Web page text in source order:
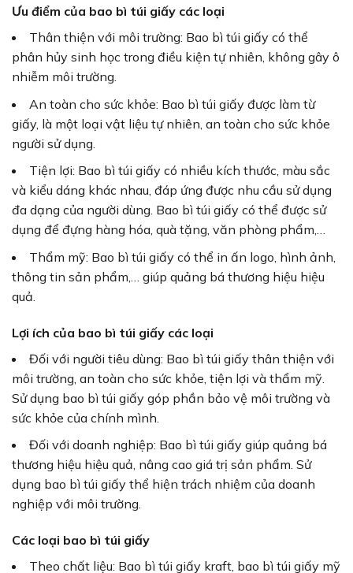
Ưu điểm của bao bì túi giấy các loại
Thân thiện với môi trường: Bao bì túi giấy có thể
phân hủy sinh học trong điều kiện tự nhiên, không gây ô
nhiễm môi trường.
An toàn cho sức khỏe: Bao bì túi giấy được làm từ
giấy, là một loại vật liệu tự nhiên, an toàn cho sức khỏe
người sử dụng.
Tiện lợi: Bao bì túi giấy có nhiều kích thước, màu sắc
và kiểu dáng khác nhau, đáp ứng được nhu cầu sử dụng
đa dạng của người dùng. Bao bì túi giấy có thể được sử
dụng để đựng hàng hóa, quà tặng, văn phòng phẩm,…
Thẩm mỹ: Bao bì túi giấy có thể in ấn logo, hình ảnh,
thông tin sản phẩm,… giúp quảng bá thương hiệu hiệu
quả.
Lợi ích của bao bì túi giấy các loại
Đối với người tiêu dùng: Bao bì túi giấy thân thiện với
môi trường, an toàn cho sức khỏe, tiện lợi và thẩm mỹ.
Sử dụng bao bì túi giấy góp phần bảo vệ môi trường và
sức khỏe của chính mình.
Đối với doanh nghiệp: Bao bì túi giấy giúp quảng bá
thương hiệu hiệu quả, nâng cao giá trị sản phẩm. Sử
dụng bao bì túi giấy thể hiện trách nhiệm của doanh
nghiệp với môi trường.
Các loại bao bì túi giấy
Theo chất liệu: Bao bì túi giấy kraft, bao bì túi giấy mỹ